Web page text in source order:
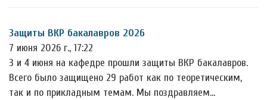
Защиты ВКР бакалавров 2026
7 июня 2026 г., 17:22
3 и 4 июня на кафедре прошли защиты ВКР бакалавров.
Всего было защищено 29 работ как по теоретическим,
так и по прикладным темам. Мы поздравляем…